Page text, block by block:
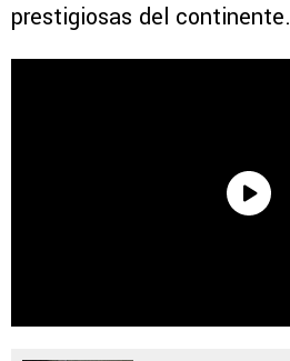
prestigiosas del continente.